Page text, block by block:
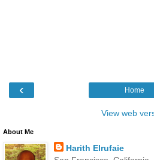
‹ Home
View web
About Me
Harith Elrufaie